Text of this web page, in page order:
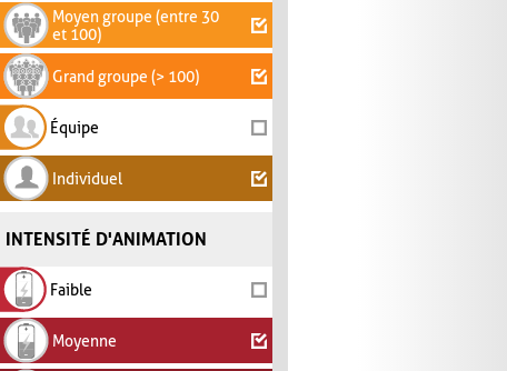
Moyen groupe (entre 30
et 100)
Grand groupe (> 100)
Équipe
Individuel
INTENSITÉ D'ANIMATION
Faible
Moyenne